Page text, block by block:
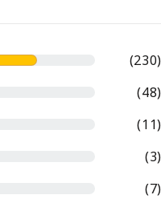
(230)
(48)
(11)
(3)
(7)